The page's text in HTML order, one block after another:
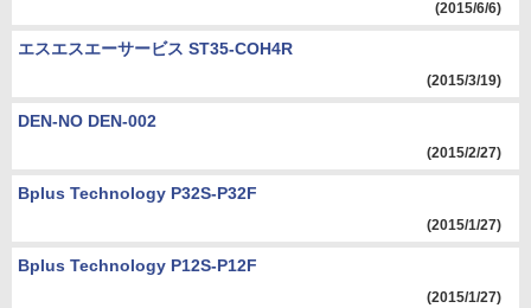
(2015/6/6)
エスエスエーサービス ST35-COH4R
(2015/3/19)
DEN-NO DEN-002
(2015/2/27)
Bplus Technology P32S-P32F
(2015/1/27)
Bplus Technology P12S-P12F
(2015/1/27)